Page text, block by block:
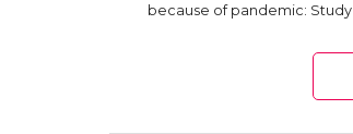
because of pandemic: Study